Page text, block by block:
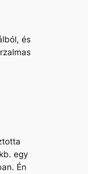
és
egy
Én